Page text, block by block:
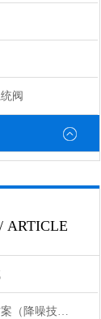
阀
/ ARTICLE
超恶劣工况解决方案（降噪技术）